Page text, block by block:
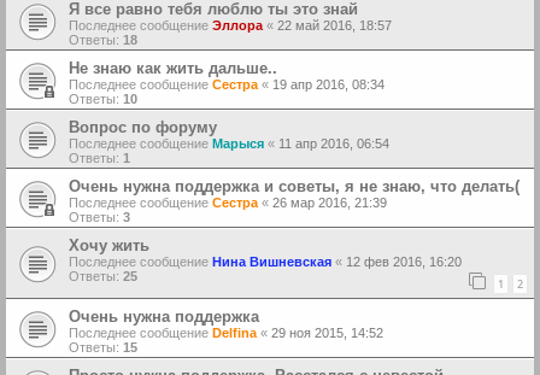
Я все равно тебя люблю ты это знай
Последнее сообщение Эллора « 22 май 2016, 18:57
Ответы: 18
Не знаю как жить дальше..
Последнее сообщение Сестра « 19 апр 2016, 08:34
Ответы: 10
Вопрос по форуму
Последнее сообщение Марыся « 11 апр 2016, 06:54
Ответы: 1
Очень нужна поддержка и советы, я не знаю, что делать(
Последнее сообщение Сестра « 26 мар 2016, 21:39
Ответы: 3
Хочу жить
Последнее сообщение Нина Вишневская « 12 фев 2016, 16:20
Ответы: 25 1 2
Очень нужна поддержка
Последнее сообщение Delfina « 29 ноя 2015, 14:52
Ответы: 15